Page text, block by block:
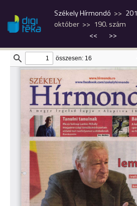
Székely Hírmondó
október
190. szám
<<
>>